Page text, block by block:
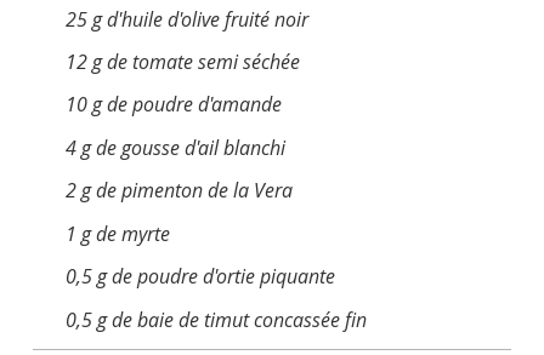
25 g d'huile d'olive fruité noir
12 g de tomate semi séchée
10 g de poudre d'amande
4 g de gousse d'ail blanchi
2 g de pimenton de la Vera
1 g de myrte
0,5 g de poudre d'ortie piquante
0,5 g de baie de timut concassée fin